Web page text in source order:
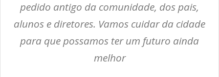
pedido antigo da comunidade, dos pais,
alunos e diretores. Vamos cuidar da cidade
para que possamos ter um futuro ainda
melhor